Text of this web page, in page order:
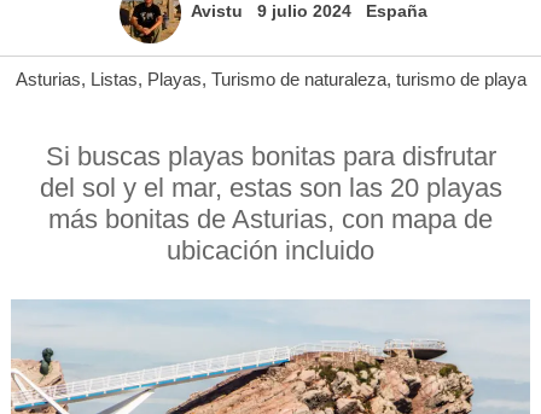
Avistu 9 julio 2024 España
Asturias, Listas, Playas, Turismo de naturaleza, turismo de playa
Si buscas playas bonitas para disfrutar
del sol y el mar, estas son las 20 playas
más bonitas de Asturias, con mapa de
ubicación incluido